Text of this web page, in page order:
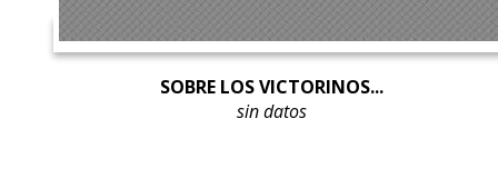
SOBRE LOS VICTORINOS...
sin datos